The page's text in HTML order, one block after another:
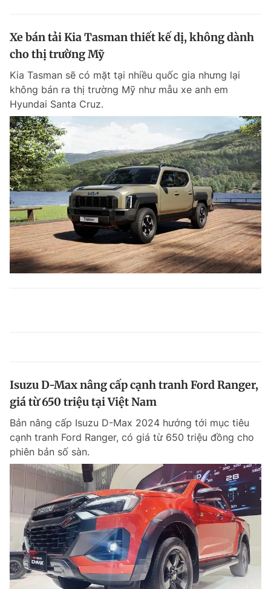
Xe bán tải Kia Tasman thiết kế dị, không dành
cho thị trường Mỹ
Kia Tasman sẽ có mặt tại nhiều quốc gia nhưng lại
không bán ra thị trường Mỹ như mẫu xe anh em
Hyundai Santa Cruz.
Isuzu D-Max nâng cấp cạnh tranh Ford Ranger,
giá từ 650 triệu tại Việt Nam
Bản nâng cấp Isuzu D-Max 2024 hướng tới mục tiêu
cạnh tranh Ford Ranger, có giá từ 650 triệu đồng cho
phiên bản số sàn.